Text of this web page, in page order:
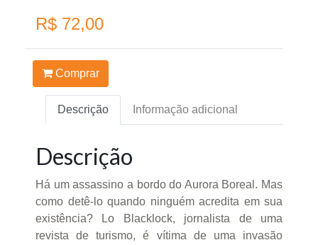
R$ 72,00
Comprar
Descrição Informação adicional
Descrição
Há um assassino a bordo do Aurora Boreal. Mas
como detê-lo quando ninguém acredita em sua
existência? Lo Blacklock, jornalista de uma
revista de turismo, é vítima de uma invasão